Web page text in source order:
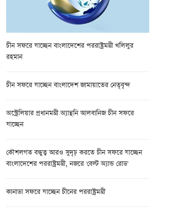
চীন সফরে যাচ্ছেন বাংলাদেশের পররাষ্ট্রমন্ত্রী খলিলুর
রহমান
চীন সফরে যাচ্ছেন বাংলাদেশ জামায়াতের নেতৃবৃন্দ
অস্ট্রেলিয়ার প্রধানমন্ত্রী অ্যান্থনি আলবানিজ চীন সফরে
যাচ্ছেন
কৌশলগত বন্ধুত্ব আরও সুদৃঢ় করতে চীন সফরে যাচ্ছেন
বাংলাদেশের পররাষ্ট্রমন্ত্রী, নজরে 'বেল্ট অ্যান্ড রোড'
কানাডা সফরে যাচ্ছেন চীনের পররাষ্ট্রমন্ত্রী